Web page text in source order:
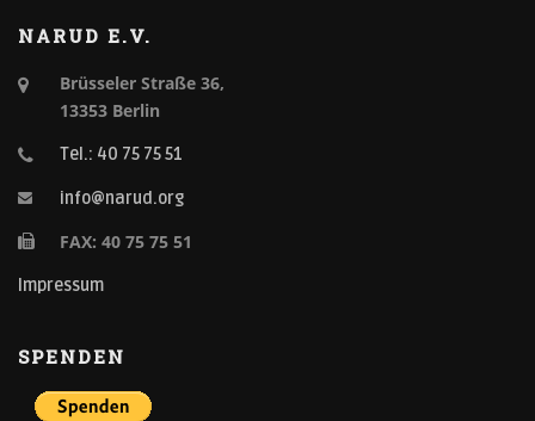
NARUD E.V.
Brüsseler Straße 36,
13353 Berlin
Tel.: 40 75 75 51
info@narud.org
FAX: 40 75 75 51
Impressum
SPENDEN